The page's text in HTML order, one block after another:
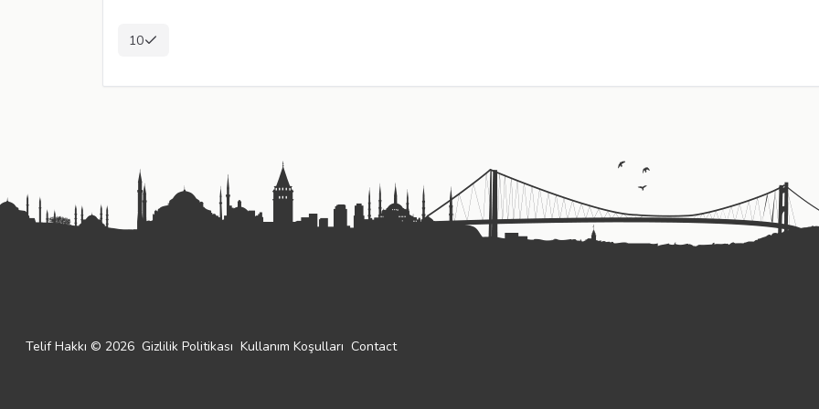
10
Telif Hakkı © 2026 Gizlilik Politikası Kullanım Koşulları Contact